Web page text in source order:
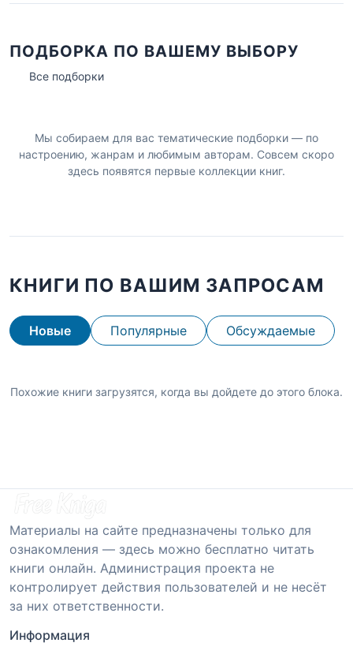
ПОДБОРКА ПО ВАШЕМУ ВЫБОРУ
Все подборки
Мы собираем для вас тематические подборки — по
настроению, жанрам и любимым авторам. Совсем скоро
здесь появятся первые коллекции книг.
КНИГИ ПО ВАШИМ ЗАПРОСАМ
Новые Популярные Обсуждаемые
Похожие книги загрузятся, когда вы дойдете до этого блока.
Материалы на сайте предназначены только для
ознакомления — здесь можно бесплатно читать
книги онлайн. Администрация проекта не
контролирует действия пользователей и не несёт
за них ответственности.
Информация